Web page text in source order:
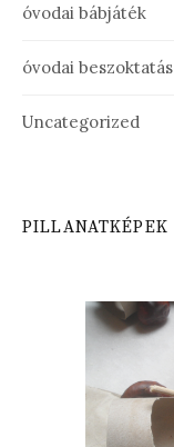
óvodai bábjáték
óvodai beszoktatás
Uncategorized
PILLANATKÉPEK